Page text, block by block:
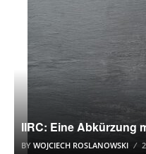
IIRC: Eine Abkürzung
BY WOJCIECH ROSLANOWSKI